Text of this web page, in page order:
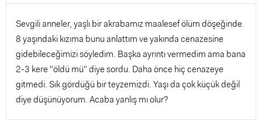
Sevgili anneler, yaşlı bir akrabamız maalesef ölüm döşeğinde.
8 yaşındaki kızıma bunu anlattım ve yakında cenazesine
gidebileceğimizi söyledim. Başka ayrıntı vermedim ama bana
2-3 kere "öldü mü" diye sordu. Daha önce hiç cenazeye
gitmedi. Sık gördüğü bir teyzemizdi. Yaşı da çok küçük değil
diye düşünüyorum. Acaba yanlış mı olur?